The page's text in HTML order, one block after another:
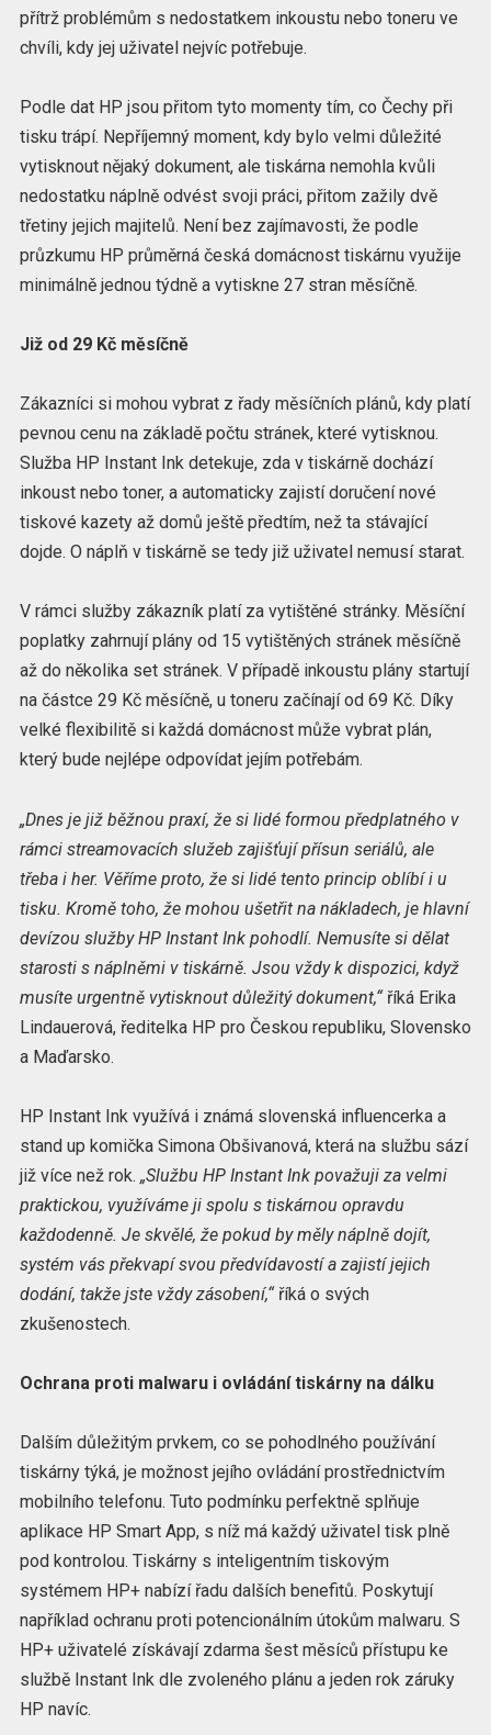
přítrž problémům s nedostatkem inkoustu nebo toneru ve
chvíli, kdy jej uživatel nejvíc potřebuje.
Podle dat HP jsou přitom tyto momenty tím, co Čechy při
tisku trápí. Nepříjemný moment, kdy bylo velmi důležité
vytisknout nějaký dokument, ale tiskárna nemohla kvůli
nedostatku náplně odvést svoji práci, přitom zažily dvě
třetiny jejich majitelů. Není bez zajímavosti, že podle
průzkumu HP průměrná česká domácnost tiskárnu využije
minimálně jednou týdně a vytiskne 27 stran měsíčně.
Již od 29 Kč měsíčně
Zákazníci si mohou vybrat z řady měsíčních plánů, kdy platí
pevnou cenu na základě počtu stránek, které vytisknou.
Služba HP Instant Ink detekuje, zda v tiskárně dochází
inkoust nebo toner, a automaticky zajistí doručení nové
tiskové kazety až domů ještě předtím, než ta stávající
dojde. O náplň v tiskárně se tedy již uživatel nemusí starat.
V rámci služby zákazník platí za vytištěné stránky. Měsíční
poplatky zahrnují plány od 15 vytištěných stránek měsíčně
až do několika set stránek. V případě inkoustu plány startují
na částce 29 Kč měsíčně, u toneru začínají od 69 Kč. Díky
velké flexibilitě si každá domácnost může vybrat plán,
který bude nejlépe odpovídat jejím potřebám.
„Dnes je již běžnou praxí, že si lidé formou předplatného v
rámci streamovacích služeb zajišťují přísun seriálů, ale
třeba i her. Věříme proto, že si lidé tento princip oblíbí i u
tisku. Kromě toho, že mohou ušetřit na nákladech, je hlavní
devízou služby HP Instant Ink pohodlí. Nemusíte si dělat
starosti s náplněmi v tiskárně. Jsou vždy k dispozici, když
musíte urgentně vytisknout důležitý dokument,“říká Erika
Lindauerová, ředitelka HP pro Českou republiku, Slovensko
a Maďarsko.
HP Instant Ink využívá i známá slovenská influencerka a
stand up komička Simona Obšivanová, která na službu sází
již více než rok. „Službu HP Instant Ink považuji za velmi
praktickou, využíváme ji spolu s tiskárnou opravdu
každodenně. Je skvělé, že pokud by měly náplně dojít,
systém vás překvapí svou předvídavostí a zajistí jejich
dodání, takže jste vždy zásobení,“říká o svých
zkušenostech.
Ochrana proti malwaru i ovládání tiskárny na dálku
Dalším důležitým prvkem, co se pohodlného používání
tiskárny týká, je možnost jejího ovládání prostřednictvím
mobilního telefonu. Tuto podmínku perfektně splňuje
aplikace HP Smart App, s níž má každý uživatel tisk plně
pod kontrolou. Tiskárny s inteligentním tiskovým
systémem HP+ nabízí řadu dalších benefitů. Poskytují
například ochranu proti potencionálním útokům malwaru. S
HP+ uživatelé získávají zdarma šest měsíců přístupu ke
službě Instant Ink dle zvoleného plánu a jeden rok záruky
HP navíc.